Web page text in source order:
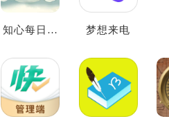
知心每日天
梦想来电